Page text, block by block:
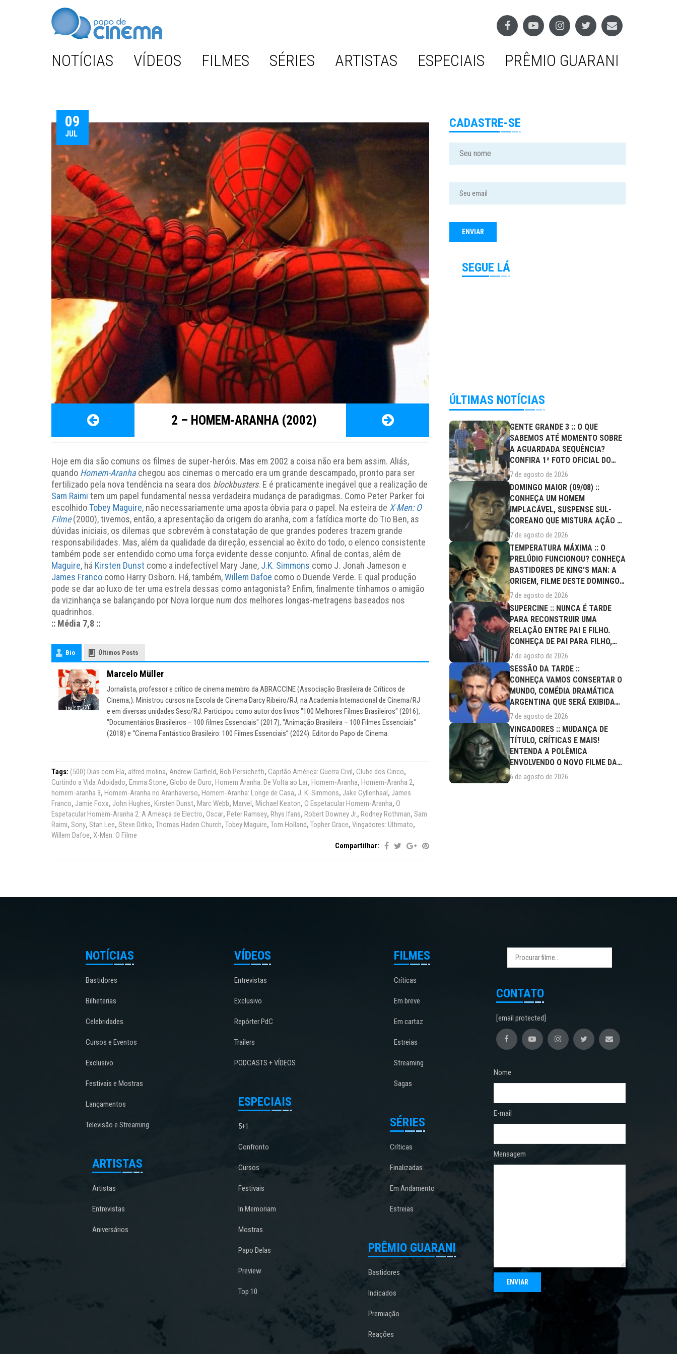
NOTÍCIAS VÍDEOS FILMES SÉRIES ARTISTAS ESPECIAIS PRÊMIO GUARANI
09
JUL
2 – HOMEM-ARANHA (2002)
Hoje em dia são comuns os filmes de super-heróis. Mas em 2002 a coisa não era bem assim. Aliás,
quando Homem-Aranhachegou aos cinemas o mercado era um grande descampado, pronto para ser
fertilizado pela nova tendência na seara dos blockbusters. E é praticamente inegável que a realização de
Sam Raimi tem um papel fundamental nessa verdadeira mudança de paradigmas. Como Peter Parker foi
escolhidoTobey Maguire, não necessariamente uma aposta óbvia para o papel. Na esteira de X-Men: O
Filme(2000), tivemos, então, a apresentação da origem do aranha, com a fatídica morte do Tio Ben, as
dúvidas iniciais, os dilemas que sobrevém à constatação de que grandes poderes trazem grande
responsabilidades. Mas, além da qualidade da direção, essencial ao êxito do todo, o elenco consistente
também pode ser entendido como uma força evidente desse conjunto. Afinal de contas, além de
Maguire, há Kirsten Dunst como a indefectível Mary Jane, J.K. Simmons como J. Jonah Jameson e
James Franco como Harry Osborn. Há, também,Willem Dafoe como o Duende Verde. E qual produção
pode se dar ao luxo de ter uma estrela dessas como antagonista? Enfim, finalmente tínhamos o amigão
da vizinhança se balançando por Nova Iorque num dos melhores longas-metragens baseados nos
quadrinhos.
:: Média 7,8 ::
Bio Últimos Posts
Marcelo Müller
Jornalista, professor e crítico de cinema membro da ABRACCINE (Associação Brasileira de Críticos de
Cinema,). Ministrou cursos na Escola de Cinema Darcy Ribeiro/RJ, na Academia Internacional de Cinema/RJ
e em diversas unidades Sesc/RJ. Participou como autor dos livros "100 Melhores Filmes Brasileiros" (2016),
"Documentários Brasileiros – 100 filmes Essenciais" (2017), "Animação Brasileira – 100 Filmes Essenciais"
(2018) e “Cinema Fantástico Brasileiro: 100 Filmes Essenciais” (2024). Editor do Papo de Cinema.
Tags: (500) Dias com Ela, alfred molina, Andrew Garfield, Bob Persichetti, Capitão América: Guerra Civil, Clube dos Cinco,
Curtindo a Vida Adoidado, Emma Stone, Globo de Ouro, Homem Aranha: De Volta ao Lar, Homem-Aranha, Homem-Aranha 2,
homem-aranha 3, Homem-Aranha no Aranhaverso, Homem-Aranha: Longe de Casa, J. K. Simmons, Jake Gyllenhaal, James
Franco, Jamie Foxx, John Hughes, Kirsten Dunst, Marc Webb, Marvel, Michael Keaton, O Espetacular Homem-Aranha, O
Espetacular Homem-Aranha 2: A Ameaça de Electro, Oscar, Peter Ramsey, Rhys Ifans, Robert Downey Jr., Rodney Rothman, Sam
Raimi, Sony, Stan Lee, Steve Ditko, Thomas Haden Church, Tobey Maguire, Tom Holland, Topher Grace, Vingadores: Ultimato,
Willem Dafoe, X-Men: O Filme
Compartilhar:
CADASTRE-SE
SEGUE LÁ
ÚLTIMAS NOTÍCIAS
GENTE GRANDE 3 :: O QUE
SABEMOS ATÉ MOMENTO SOBRE
A AGUARDADA SEQUÊNCIA?
CONFIRA 1ª FOTO OFICIAL DO
ELENCO!
7 de agosto de 2026
DOMINGO MAIOR (09/08) ::
CONHEÇA UM HOMEM
IMPLACÁVEL, SUSPENSE SUL-
COREANO QUE MISTURA AÇÃO E
DRAMA FAMILIAR
7 de agosto de 2026
TEMPERATURA MÁXIMA :: O
PRELÚDIO FUNCIONOU? CONHEÇA
BASTIDORES DE KING’S MAN: A
ORIGEM, FILME DESTE DOMINGO
(09/08)
7 de agosto de 2026
SUPERCINE :: NUNCA É TARDE
PARA RECONSTRUIR UMA
RELAÇÃO ENTRE PAI E FILHO.
CONHEÇA DE PAI PARA FILHO,
FILME DESTE...
7 de agosto de 2026
SESSÃO DA TARDE ::
CONHEÇA VAMOS CONSERTAR O
MUNDO, COMÉDIA DRAMÁTICA
ARGENTINA QUE SERÁ EXIBIDA
NESTA SEXTA (07/08)
7 de agosto de 2026
VINGADORES :: MUDANÇA DE
TÍTULO, CRÍTICAS E MAIS!
ENTENDA A POLÊMICA
ENVOLVENDO O NOVO FILME DA
MARVEL
6 de agosto de 2026
NOTÍCIAS
Bastidores
Bilheterias
Celebridades
Cursos e Eventos
Exclusivo
Festivais e Mostras
Lançamentos
Televisão e Streaming
ARTISTAS
Artistas
Entrevistas
Aniversários
VÍDEOS
Entrevistas
Exclusivo
Repórter PdC
Trailers
PODCASTS + VÍDEOS
ESPECIAIS
5+1
Confronto
Cursos
Festivais
In Memoriam
Mostras
Papo Delas
Preview
Top 10
FILMES
Críticas
Em breve
Em cartaz
Estreias
Streaming
Sagas
SÉRIES
Críticas
Finalizadas
Em Andamento
Estreias
PRÊMIO GUARANI
Bastidores
Indicados
Premiação
Reações
CONTATO
[email protected]
Nome
E-mail
Mensagem